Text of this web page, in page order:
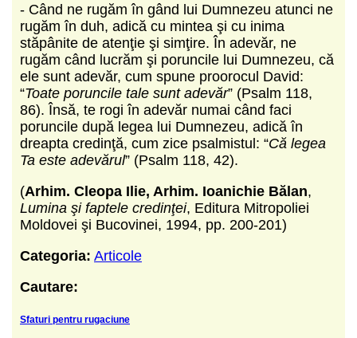
- Când ne rugăm în gând lui Dumnezeu atunci ne
rugăm în duh, adică cu mintea şi cu inima
stăpânite de atenţie şi simţire. În adevăr, ne
rugăm când lucrăm şi poruncile lui Dumnezeu, că
ele sunt adevăr, cum spune proorocul David:
“Toate poruncile tale sunt adevăr” (Psalm 118,
86). Însă, te rogi în adevăr numai când faci
poruncile după legea lui Dumnezeu, adică în
dreapta credinţă, cum zice psalmistul: “Că legea
Ta este adevărul” (Psalm 118, 42).
(Arhim. Cleopa Ilie, Arhim. Ioanichie Bălan,
Lumina şi faptele credinţei, Editura Mitropoliei
Moldovei şi Bucovinei, 1994, pp. 200-201)
Categoria: Articole
Cautare:
Sfaturi pentru rugaciune